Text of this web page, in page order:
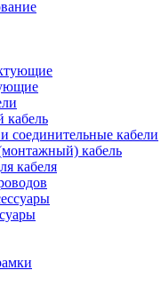
кабель
соединительные кабели
кабель
кабеля